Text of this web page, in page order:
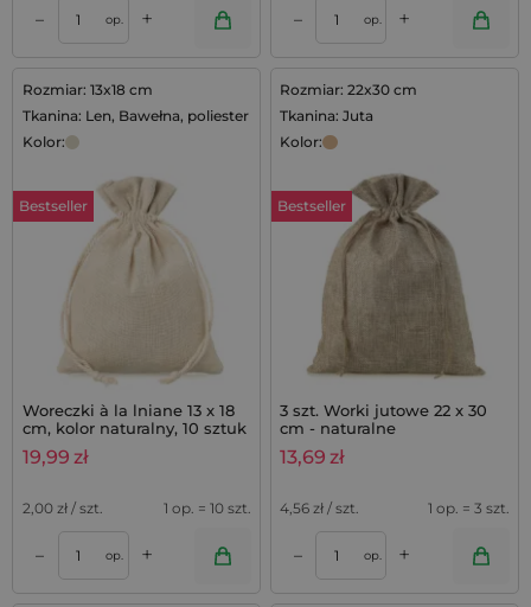
– op. + – op. +
Rozmiar: 13x18 cm
Tkanina: Len, Bawełna, poliester
Kolor:
Bestseller
Woreczki à la lniane 13 x 18
cm, kolor naturalny, 10 sztuk
19,99 zł
2,00 zł / szt. 1 op. = 10 szt.
– op. +
Rozmiar: 22x30 cm
Tkanina: Juta
Kolor:
Bestseller
3 szt. Worki jutowe 22 x 30
cm - naturalne
13,69 zł
4,56 zł / szt. 1 op. = 3 szt.
– op. +